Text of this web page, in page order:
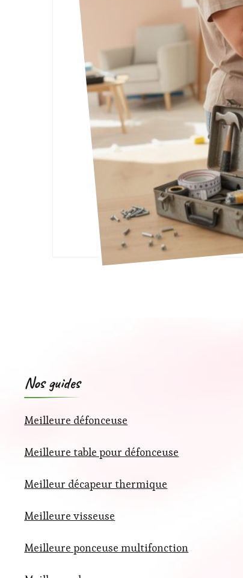
Nos guides
Meilleure défonceuse
Meilleure table pour défonceuse
Meilleur décapeur thermique
Meilleure visseuse
Meilleure ponceuse multifonction